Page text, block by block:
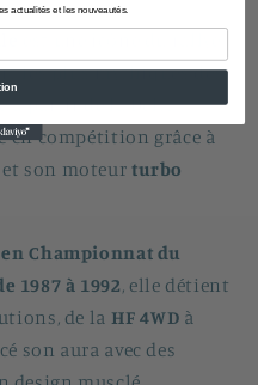
les plus mythiques des
à partir de la Delta
en compétition grâce à
et son moteur turbo
Championnat du
1987 à 1992, elle détient
de la HF 4WD à
son aura avec des
actualités et les nouveautés.